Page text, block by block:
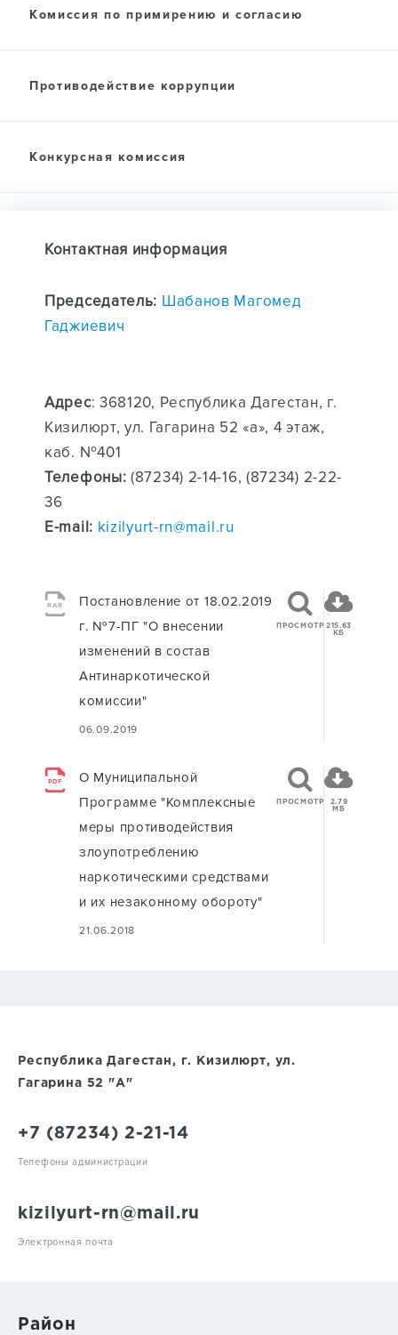
Комиссия по примирению и согласию
Противодействие коррупции
Конкурсная комиссия
Контактная информация
Председатель: Шабанов Магомед
Гаджиевич
Адрес: 368120, Республика Дагестан, г.
Кизилюрт, ул. Гагарина 52 «а», 4 этаж,
каб. №401
Телефоны: (87234) 2-14-16, (87234) 2-22-
36
E-mail: kizilyurt-rn@mail.ru
RAR
Постановление от 18.02.2019
г. №7-ПГ "О внесении
изменений в состав
Антинаркотической
комиссии"
06.09.2019
ПРОСМОТР 215.63
КБ
PDF
О Муниципальной
Программе "Комплексные
меры противодействия
злоупотреблению
наркотическими средствами
и их незаконному обороту"
21.06.2018
ПРОСМОТР
2.79
МБ
Республика Дагестан, г. Кизилюрт, ул.
Гагарина 52 "А"
+7 (87234) 2-21-14
Телефоны администрации
kizilyurt-rn@mail.ru
Электронная почта
Район